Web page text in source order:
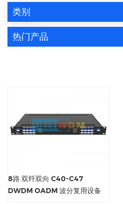
类别
热门产品
8路 双纤双向 C40-C47
DWDM OADM 波分复用设备